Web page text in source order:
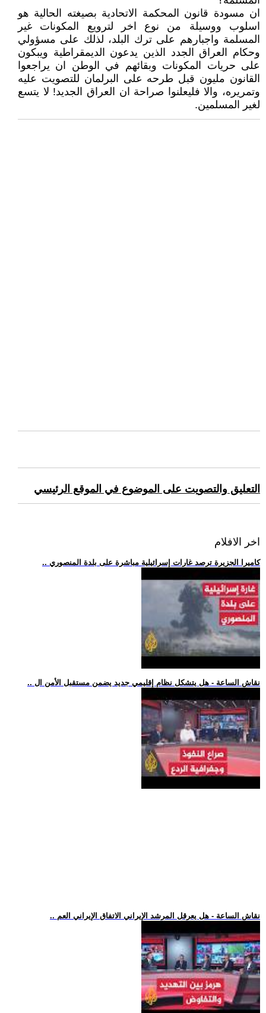
ان مسودة قانون المحكمة الاتحادية بصيغته الحالية هو
اسلوب ووسيلة من نوع اخر لترويع المكونات غير
المسلمة واجبارهم على ترك البلد، لذلك على مسؤولي
وحكام العراق الجدد الذين يدعون الديمقراطية ويبكون
على حريات المكونات وبقائهم في الوطن ان يراجعوا
القانون مليون قبل طرحه على البرلمان للتصويت عليه
وتمريره، والا فليعلنوا صراحة ان العراق الجديد! لا يتسع
لغير المسلمين.
التعليق والتصويت على الموضوع في الموقع الرئيسي
اخر الافلام
.. كاميرا الجزيرة ترصد غارات إسرائيلية مباشرة على بلدة المنصوري
.. نقاش الساعة - هل يتشكل نظام إقليمي جديد يضمن مستقبل الأمن ال
.. نقاش الساعة - هل يعرقل المرشد الإيراني الاتفاق الإيراني العم